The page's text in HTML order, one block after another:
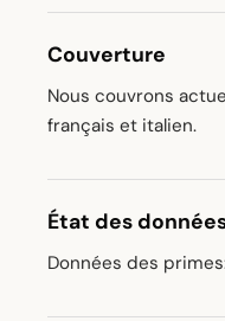
Couverture
Nous couvrons
français et italien.
État des
Données des